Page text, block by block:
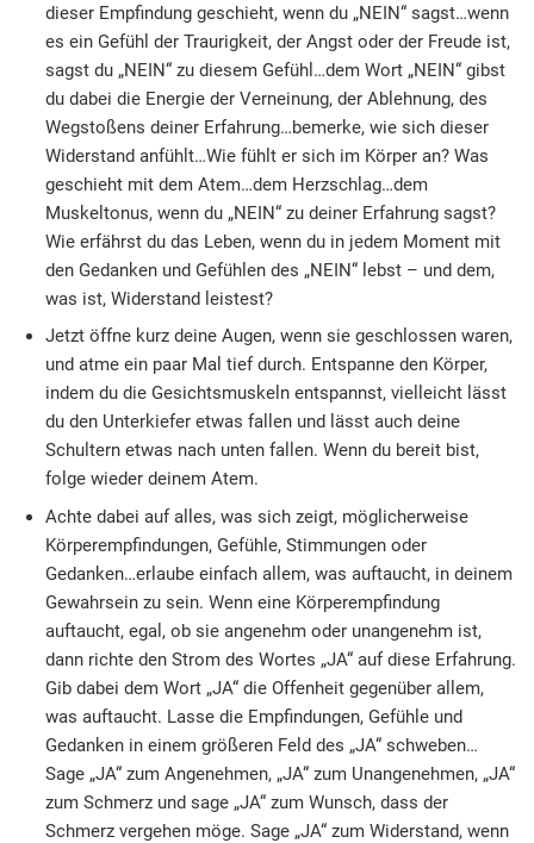
dieser Empfindung geschieht, wenn du „NEIN“ sagst…wenn
es ein Gefühl der Traurigkeit, der Angst oder der Freude ist,
sagst du „NEIN“ zu diesem Gefühl…dem Wort „NEIN“ gibst
du dabei die Energie der Verneinung, der Ablehnung, des
Wegstoßens deiner Erfahrung…bemerke, wie sich dieser
Widerstand anfühlt…Wie fühlt er sich im Körper an? Was
geschieht mit dem Atem…dem Herzschlag…dem
Muskeltonus, wenn du „NEIN“ zu deiner Erfahrung sagst?
Wie erfährst du das Leben, wenn du in jedem Moment mit
den Gedanken und Gefühlen des „NEIN“ lebst – und dem,
was ist, Widerstand leistest?
Jetzt öffne kurz deine Augen, wenn sie geschlossen waren,
und atme ein paar Mal tief durch. Entspanne den Körper,
indem du die Gesichtsmuskeln entspannst, vielleicht lässt
du den Unterkiefer etwas fallen und lässt auch deine
Schultern etwas nach unten fallen. Wenn du bereit bist,
folge wieder deinem Atem.
Achte dabei auf alles, was sich zeigt, möglicherweise
Körperempfindungen, Gefühle, Stimmungen oder
Gedanken…erlaube einfach allem, was auftaucht, in deinem
Gewahrsein zu sein. Wenn eine Körperempfindung
auftaucht, egal, ob sie angenehm oder unangenehm ist,
dann richte den Strom des Wortes „JA“ auf diese Erfahrung.
Gib dabei dem Wort „JA“ die Offenheit gegenüber allem,
was auftaucht. Lasse die Empfindungen, Gefühle und
Gedanken in einem größeren Feld des „JA“ schweben…
Sage „JA“ zum Angenehmen, „JA“ zum Unangenehmen, „JA“
zum Schmerz und sage „JA“ zum Wunsch, dass der
Schmerz vergehen möge. Sage „JA“ zum Widerstand, wenn